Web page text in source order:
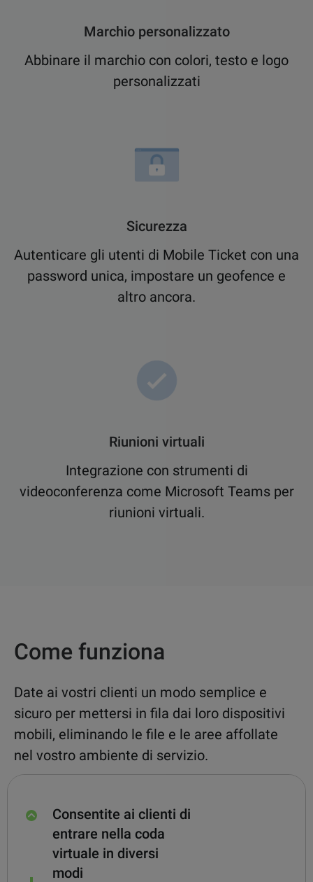
Marchio personalizzato
Abbinare il marchio con colori, testo e logo
personalizzati
Sicurezza
Autenticare gli utenti di Mobile Ticket con una
password unica, impostare un geofence e
altro ancora.
Riunioni virtuali
Integrazione con strumenti di
videoconferenza come Microsoft Teams per
riunioni virtuali.
Come funziona
Date ai vostri clienti un modo semplice e
sicuro per mettersi in fila dai loro dispositivi
mobili, eliminando le file e le aree affollate
nel vostro ambiente di servizio.
Consentite ai clienti di
entrare nella coda
virtuale in diversi
modi